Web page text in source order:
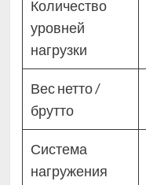
Количество
уровней
нагрузки
Вес нетто /
брутто
Система
нагружения